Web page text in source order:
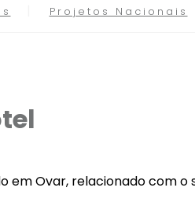
Projetos Nacionais
em Ovar, relacionado com o